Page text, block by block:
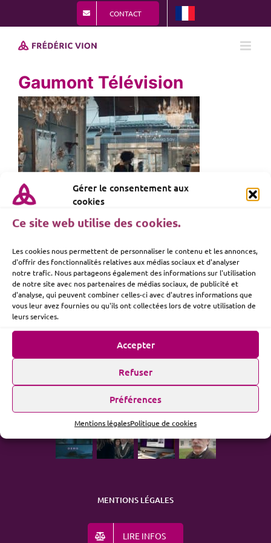
Gérer le consentement aux
cookies
Ce site web utilise des cookies.
Les cookies nous permettent de personnaliser le contenu et les annonces,
d'offrir des fonctionnalités relatives aux médias sociaux et d'analyser
notre trafic. Nous partageons également des informations sur l'utilisation
de notre site avec nos partenaires de médias sociaux, de publicité et
d'analyse, qui peuvent combiner celles-ci avec d'autres informations que
vous leur avez fournies ou qu'ils ont collectées lors de votre utilisation de
leurs services.
Accepter
Refuser
Préférences
Mentions légalesPolitique de cookies
au
contenu
CONTACT
Gaumont Télévision
ME SUIVRE
ACTUALITÉ
MENTIONS LÉGALES
LIRE INFOS